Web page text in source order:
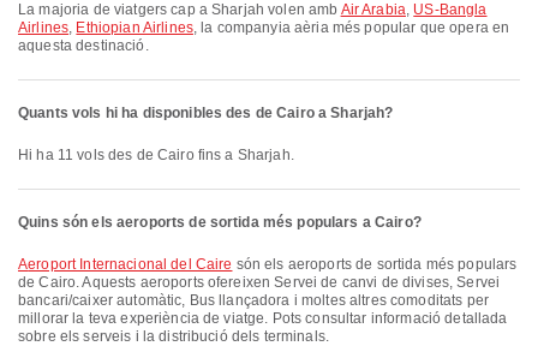
La majoria de viatgers cap a Sharjah volen amb Air Arabia, US-Bangla
Airlines, Ethiopian Airlines, la companyia aèria més popular que opera en
aquesta destinació.
Quants vols hi ha disponibles des de Cairo a Sharjah?
Hi ha 11 vols des de Cairo fins a Sharjah.
Quins són els aeroports de sortida més populars a Cairo?
Aeroport Internacional del Caire són els aeroports de sortida més populars
de Cairo. Aquests aeroports ofereixen Servei de canvi de divises, Servei
bancari/caixer automàtic, Bus llançadora i moltes altres comoditats per
millorar la teva experiència de viatge. Pots consultar informació detallada
sobre els serveis i la distribució dels terminals.